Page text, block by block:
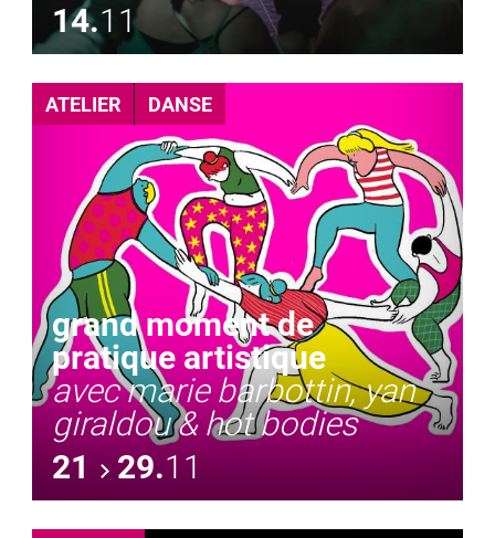
14.11
ATELIER DANSE
grand moment de
pratique artistique
avec marie barbottin, yan
giraldou & hot bodies
21
29.11